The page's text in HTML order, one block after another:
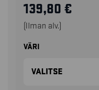
139,80 €
(Ilman alv.)
VÄRI